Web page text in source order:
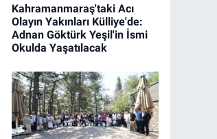
Kahramanmaraş'taki Acı
Olayın Yakınları Külliye'de:
Adnan Göktürk Yeşil'in İsmi
Okulda Yaşatılacak